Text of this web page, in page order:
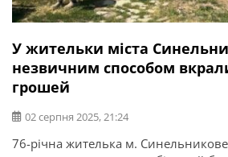
У жительки міста
незвичним способом
грошей
02 серпня 2025, 21:24
76-річна жителька м.